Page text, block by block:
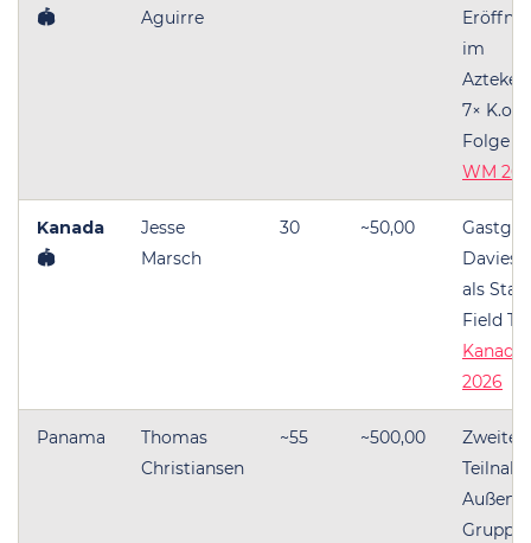
🏟
Aguirre
im
7× K.o.-
Folge
WM
Kanada
🏟
Jesse
Marsch
30 ~50,00
Davies
als
Field
Kanada
2026
Panama
Thomas
Christiansen
~55 ~500,00
Zweite
Gruppe